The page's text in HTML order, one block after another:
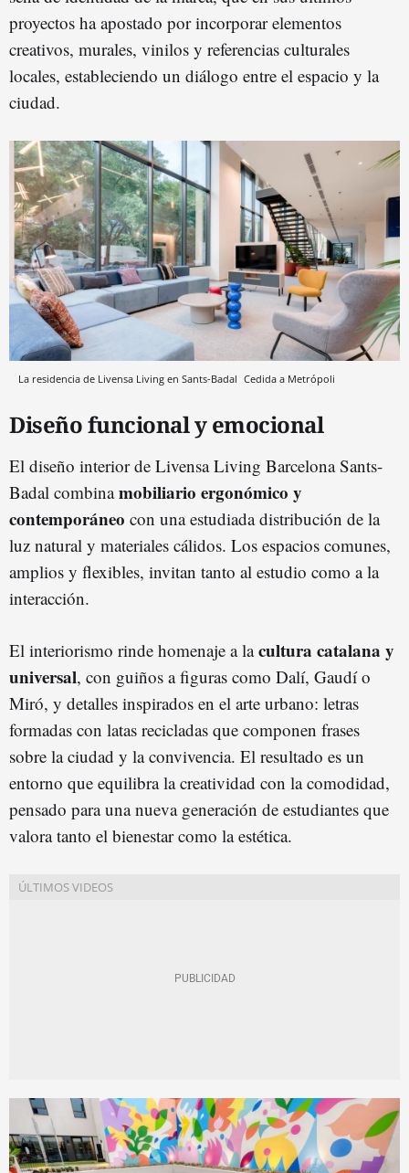
proyectos ha apostado por incorporar elementos
creativos, murales, vinilos y referencias culturales
locales, estableciendo un diálogo entre el espacio y la
ciudad.
La residencia de Livensa Living en Sants-Badal Cedida a Metrópoli
Diseño funcional y emocional
El diseño interior de Livensa Living Barcelona Sants-
Badal combinamobiliario ergonómico y
contemporáneo con una estudiada distribución de la
luz natural y materiales cálidos. Los espacios comunes,
amplios y flexibles, invitan tanto al estudio como a la
interacción.
El interiorismo rinde homenaje a lacultura catalana y
universal, con guiños a figuras como Dalí, Gaudí o
Miró, y detalles inspirados en el arte urbano: letras
formadas con latas recicladas que componen frases
sobre la ciudad y la convivencia. El resultado es un
entorno que equilibra la creatividad con la comodidad,
pensado para una nueva generación de estudiantes que
valora tanto el bienestar como la estética.